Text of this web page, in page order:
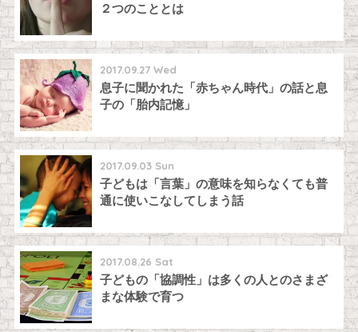
２つのこととは
2017.09.27 Wed
息子に聞かれた「赤ちゃん時代」の話と息
子の「胎内記憶」
2017.09.03 Sun
子どもは「言葉」の意味を知らなくても普
通に使いこなしてしまう話
2017.08.26 Sat
子どもの「協調性」は多くの人とのさまざ
まな体験で育つ